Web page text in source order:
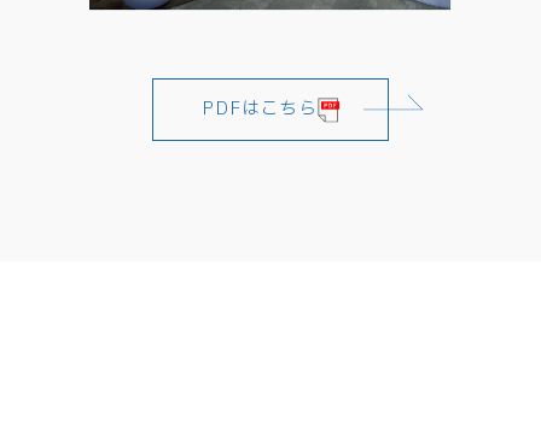
PDFはこちら